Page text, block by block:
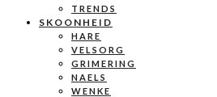
TRENDS
SKOONHEID
HARE
VELSORG
GRIMERING
NAELS
WENKE